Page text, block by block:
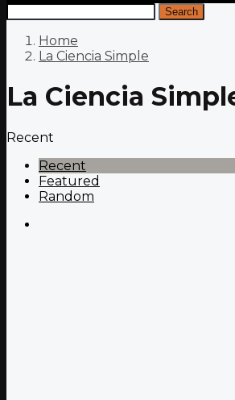
Search
Home
La Ciencia Simple
La Ciencia
Recent
Recent
Featured
Random